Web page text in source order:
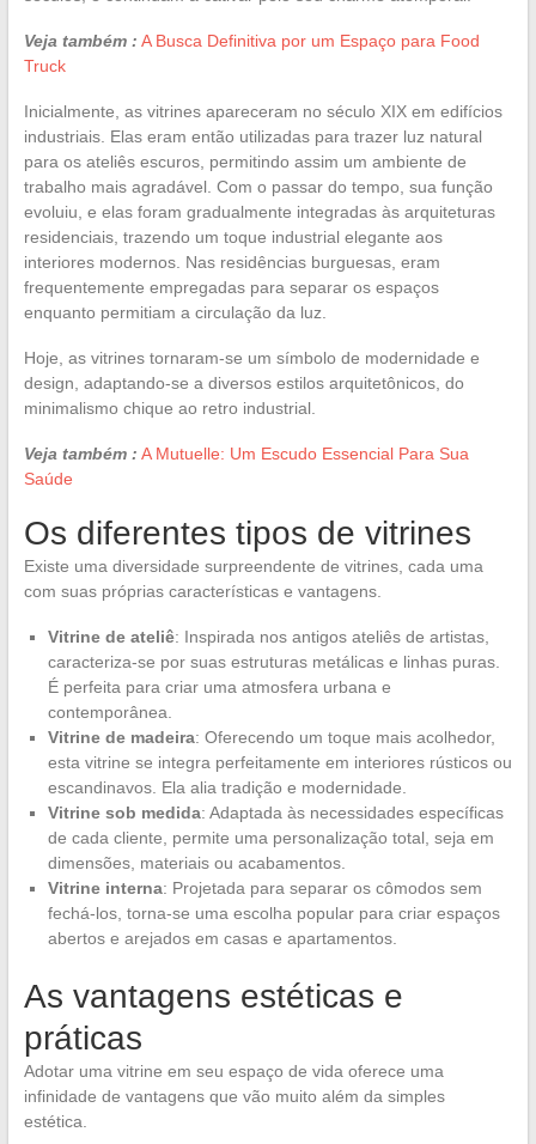
Veja também : A Busca Definitiva por um Espaço para Food
Truck
Inicialmente, as vitrines apareceram no século XIX em edifícios
industriais. Elas eram então utilizadas para trazer luz natural
para os ateliês escuros, permitindo assim um ambiente de
trabalho mais agradável. Com o passar do tempo, sua função
evoluiu, e elas foram gradualmente integradas às arquiteturas
residenciais, trazendo um toque industrial elegante aos
interiores modernos. Nas residências burguesas, eram
frequentemente empregadas para separar os espaços
enquanto permitiam a circulação da luz.
Hoje, as vitrines tornaram-se um símbolo de modernidade e
design, adaptando-se a diversos estilos arquitetônicos, do
minimalismo chique ao retro industrial.
Veja também : A Mutuelle: Um Escudo Essencial Para Sua
Saúde
Os diferentes tipos de vitrines
Existe uma diversidade surpreendente de vitrines, cada uma
com suas próprias características e vantagens.
Vitrine de ateliê: Inspirada nos antigos ateliês de artistas,
caracteriza-se por suas estruturas metálicas e linhas puras.
É perfeita para criar uma atmosfera urbana e
contemporânea.
Vitrine de madeira: Oferecendo um toque mais acolhedor,
esta vitrine se integra perfeitamente em interiores rústicos ou
escandinavos. Ela alia tradição e modernidade.
Vitrine sob medida: Adaptada às necessidades específicas
de cada cliente, permite uma personalização total, seja em
dimensões, materiais ou acabamentos.
Vitrine interna: Projetada para separar os cômodos sem
fechá-los, torna-se uma escolha popular para criar espaços
abertos e arejados em casas e apartamentos.
As vantagens estéticas e
práticas
Adotar uma vitrine em seu espaço de vida oferece uma
infinidade de vantagens que vão muito além da simples
estética.